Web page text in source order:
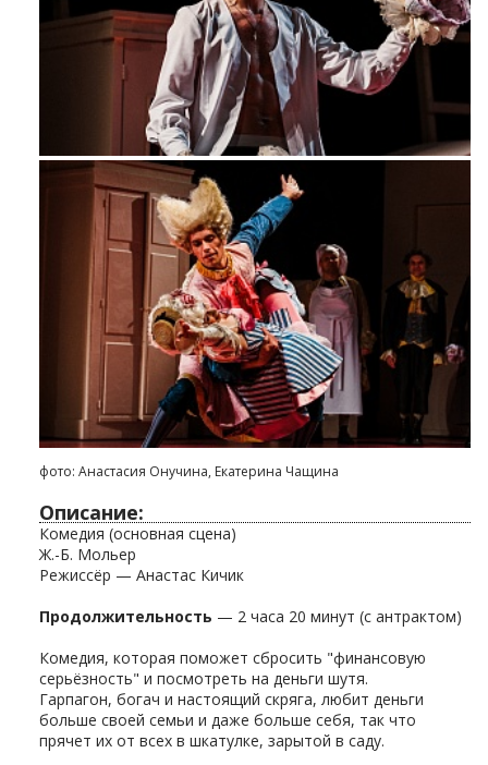
фото: Анастасия Онучина, Екатерина Чащина
Описание:
Комедия (основная сцена)
Ж.-Б. Мольер
Режиссёр — Анастас Кичик
Продолжительность — 2 часа 20 минут (с антрактом)
Комедия, которая поможет сбросить "финансовую
серьёзность" и посмотреть на деньги шутя.
Гарпагон, богач и настоящий скряга, любит деньги
больше своей семьи и даже больше себя, так что
прячет их от всех в шкатулке, зарытой в саду.